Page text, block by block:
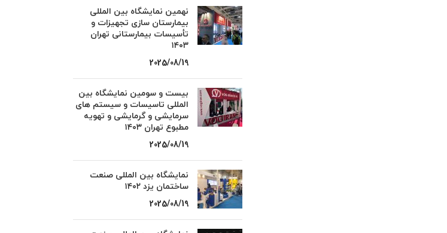
نهمین نمایشگاه بین المللی
بیمارستان سازی تجهیزات و
تأسیسات بیمارستانی تهران
۱۴۰۳
2025/08/19
بیست و سومین نمایشگاه بین
المللی تاسیسات و سیستم های
سرمایشی و گرمایشی و تهویه
مطبوع تهران ۱۴۰۳
2025/08/19
نمایشگاه بین المللی صنعت
ساختمان یزد ۱۴۰۲
2025/08/19